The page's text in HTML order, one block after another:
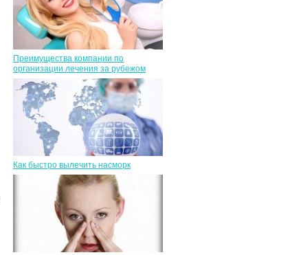
Преимущества компании по
организации лечения за рубежом
Как быстро вылечить насморк